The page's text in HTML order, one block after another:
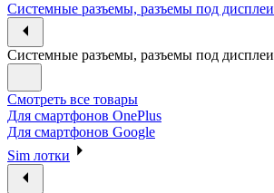
Системные разъемы, разъемы под дисплеи
Системные разъемы, разъемы под дисплеи
Смотреть все товары
Для смартфонов OnePlus
Для смартфонов Google
Sim лотки